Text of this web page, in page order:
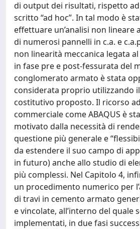
di output dei risultati, rispetto
scritto “ad hoc”. In tal modo è
effettuare un’analisi non lineare
di numerosi pannelli in c.a. e
non linearità meccanica legata
in fase pre e post-fessurata del
conglomerato armato è stata
considerata proprio utilizzando
costitutivo proposto. Il ricorso
commerciale come ABAQUS è
motivato dalla necessità di
questione più generale e
da estendere il suo campo di
in futuro) anche allo studio di
più complessi. Nel Capitolo 4,
un procedimento numerico per
di travi in cemento armato
e vincolate, all’interno del quale
implementati, in due fasi